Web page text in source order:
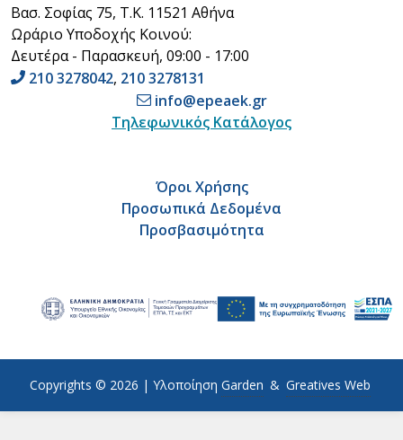
Βασ. Σοφίας 75, Τ.Κ. 11521 Αθήνα
Ωράριο Υποδοχής Κοινού:
Δευτέρα - Παρασκευή, 09:00 - 17:00
210 3278042, 210 3278131
info@epeaek.gr
Τηλεφωνικός Κατάλογος
Όροι Χρήσης
Προσωπικά Δεδομένα
Προσβασιμότητα
Copyrights © 2026 | Υλοποίηση Garden & Greatives Web